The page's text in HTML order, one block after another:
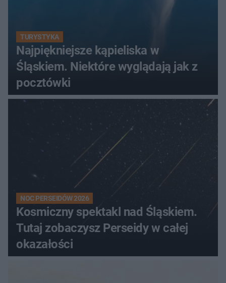
TURYSTYKA
Najpiękniejsze kąpieliska w
Śląskiem. Niektóre wyglądają jak z
pocztówki
NOC PERSEIDÓW 2026
Kosmiczny spektakl nad Śląskiem.
Tutaj zobaczysz Perseidy w całej
okazałości